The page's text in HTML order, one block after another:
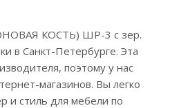
КОСТЬ) ШР-3 с зер.
в Санкт-Петербурге. Эта
поэтому у нас
магазинов. Вы легко
и стиль для мебели по